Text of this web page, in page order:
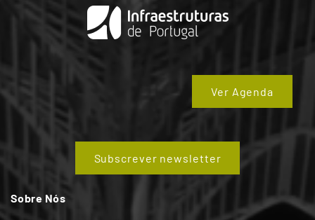
Ver Agenda
Subscrever newsletter
Sobre Nós